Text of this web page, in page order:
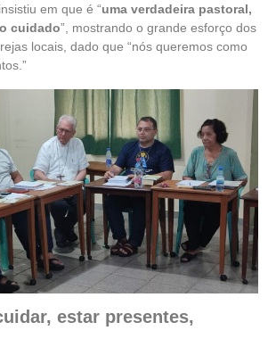
em que é “uma verdadeira pastoral,
cuidado”, mostrando o grande esforço dos
locais, dado que “nós queremos como
estar presentes,